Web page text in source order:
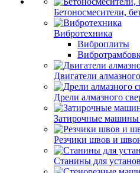
Бетоносмесители,
Вибротехника
Виброплиты
Двигатели
Дрели алмазного
Затирочные машины
Резчики швов и
Станины для